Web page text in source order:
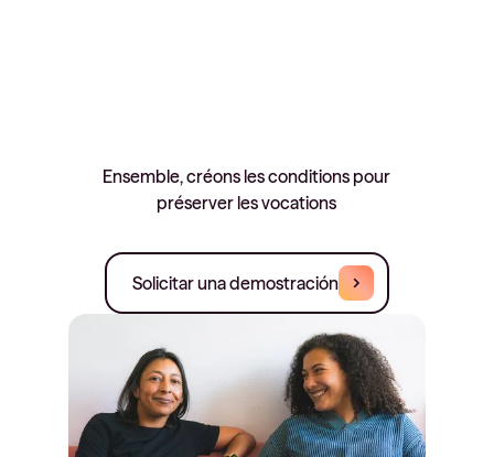
Ensemble, créons les conditions pour
préserver les vocations
Solicitar una demostración